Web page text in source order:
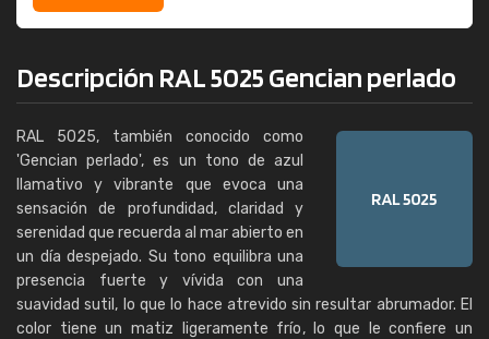
Descripción RAL 5025 Gencian perlado
RAL 5025, también conocido como
'Gencian perlado', es un tono de azul
llamativo y vibrante que evoca una
sensación de profundidad, claridad y
serenidad que recuerda al mar abierto en
un día despejado. Su tono equilibra una
presencia fuerte y vívida con una
suavidad sutil, lo que lo hace atrevido sin resultar abrumador. El
color tiene un matiz ligeramente frío, lo que le confiere un